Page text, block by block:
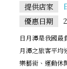
提供店家
優惠日期
日月潭是我國最
月潭之旅客平均
樂藝術、運動休